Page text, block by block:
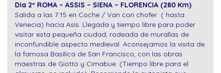
Dia 2º ROMA – ASSIS – SIENA – FLORENCIA (280 Km)
Salida a las 7:15 en Coche / Van con chofer ( hasta
Venecia) hacia Asís. Llegada y tiempo libre para poder
visitar esta pequeña ciudad, rodeada de murallas de
inconfundible aspecto medieval. Aconsejamos la visita de
la famosa Basílica de San Francisco, con las obras
maestras de Giotto y Cimabue. (Tiempo libre para el